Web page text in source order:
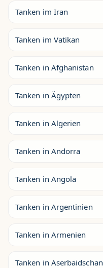
Tanken im Iran
Tanken im Vatikan
Tanken in Afghanistan
Tanken in Ägypten
Tanken in Algerien
Tanken in Andorra
Tanken in Angola
Tanken in Argentinien
Tanken in Armenien
Tanken in Aserbaidschan